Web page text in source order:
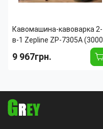
Кавомашина-кавоварка 2-
в-1 Zepline ZP-7305A (3000
Вт, 20 барів) з вбудованою
кавомолкою, сенсорним
9 967грн.